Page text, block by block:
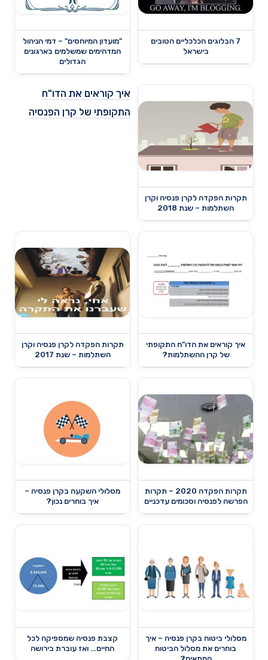
7 הבלוגים הכלכליים הטובים
בישראל
"מועדון המיוחסים" – דמי הניהול
המדהימים שמשלמים בארגונים
הגדולים
תקרות הפקדה לקרן פנסיה וקרן
השתלמות – שנת 2018
איך קוראים את הדו"ח
התקופתי של קרן הפנסיה
איך קוראים את הדו"ח התקופתי
של קרן ההשתלמות?
תקרות הפקדה לקרן פנסיה וקרן
השתלמות – שנת 2017
תקרות הפקדה 2020 – תקרות
הפרשה לפנסיה וסכומים עדכניים
מסלולי השקעה בקרן פנסיה –
איך בוחרים נכון?
מסלולי ביטוח בקרן פנסיה – איך
בוחרים את מסלול הביטוח
קצבת פנסיה שמספיקה לכל
החיים… ואז עוברת בירושה